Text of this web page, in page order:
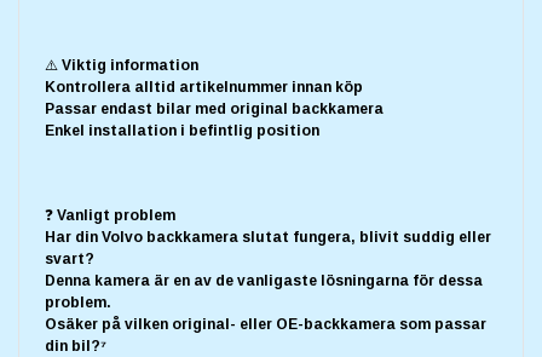
⚠️ Viktig information
Kontrollera alltid artikelnummer innan köp
Passar endast bilar med original backkamera
Enkel installation i befintlig position
❓ Vanligt problem
Har din Volvo backkamera slutat fungera, blivit suddig eller
svart?
Denna kamera är en av de vanligaste lösningarna för dessa
problem.
Osäker på vilken original- eller OE-backkamera som passar
din bil?⁷